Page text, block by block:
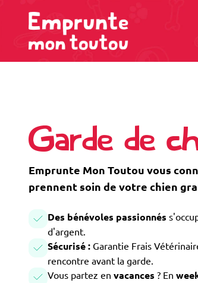
Garde de
Emprunte Mon Toutou vous
prennent soin de votre chien
Des bénévoles passionnés
d'argent.
Sécurisé : Garantie Frais
rencontre avant la garde.
Vous partez en vacances ? En